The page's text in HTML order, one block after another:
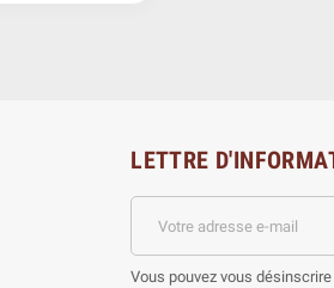
LETTRE
Vous pouvez vous